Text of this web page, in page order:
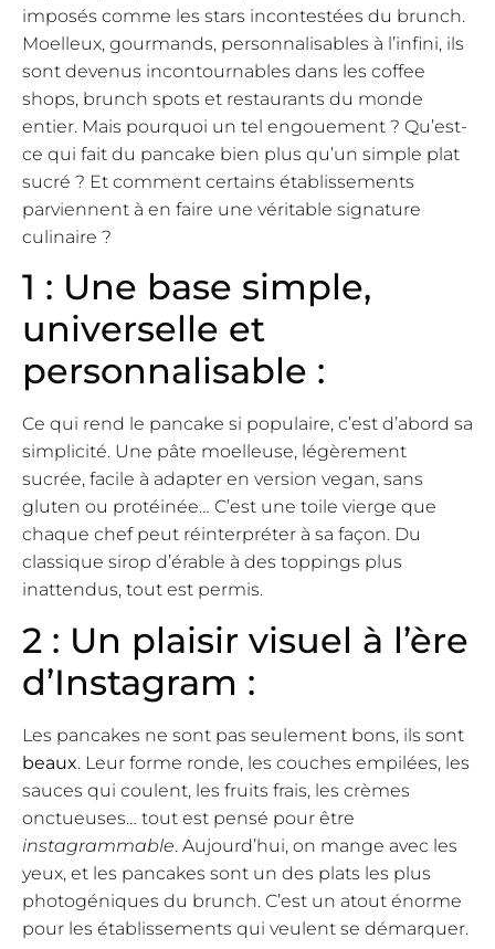
imposés comme les stars incontestées du brunch.
Moelleux, gourmands, personnalisables à l’infini, ils
sont devenus incontournables dans les coffee
shops, brunch spots et restaurants du monde
entier. Mais pourquoi un tel engouement ? Qu’est-
ce qui fait du pancake bien plus qu’un simple plat
sucré ? Et comment certains établissements
parviennent à en faire une véritable signature
culinaire ?
1 : Une base simple,
universelle et
personnalisable :
Ce qui rend le pancake si populaire, c’est d’abord sa
simplicité. Une pâte moelleuse, légèrement
sucrée, facile à adapter en version vegan, sans
gluten ou protéinée… C’est une toile vierge que
chaque chef peut réinterpréter à sa façon. Du
classique sirop d’érable à des toppings plus
inattendus, tout est permis.
2 : Un plaisir visuel à l’ère
d’Instagram :
Les pancakes ne sont pas seulement bons, ils sont
beaux. Leur forme ronde, les couches empilées, les
sauces qui coulent, les fruits frais, les crèmes
onctueuses… tout est pensé pour être
instagrammable. Aujourd’hui, on mange avec les
yeux, et les pancakes sont un des plats les plus
photogéniques du brunch. C’est un atout énorme
pour les établissements qui veulent se démarquer.